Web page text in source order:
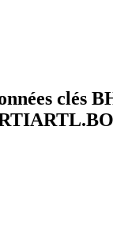
clés